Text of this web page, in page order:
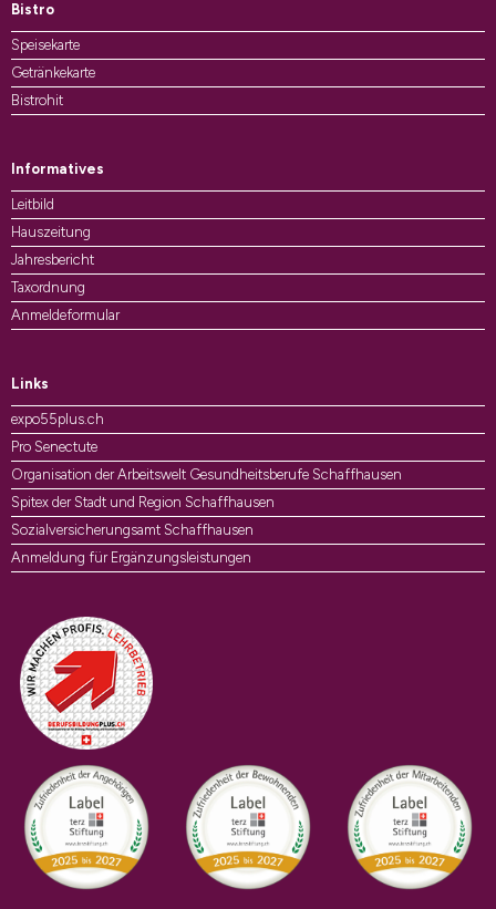
Bistro
Speisekarte
Getränkekarte
Bistrohit
Informatives
Leitbild
Hauszeitung
Jahresbericht
Taxordnung
Anmeldeformular
Links
expo55plus.ch
Pro Senectute
Organisation der Arbeitswelt Gesundheitsberufe Schaffhausen
Spitex der Stadt und Region Schaffhausen
Sozialversicherungsamt Schaffhausen
Anmeldung für Ergänzungsleistungen
Auszeichnungen